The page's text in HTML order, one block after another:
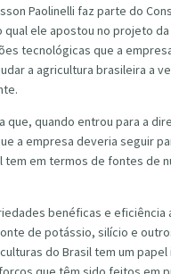
Paolinelli faz parte do
qual ele apostou no projeto da
tecnológicas que a
a agricultura brasileira a
que, quando entrou para a
a empresa deveria seguir
tem em termos de fontes de
benéficas e eficiência
de potássio, silício e
do Brasil tem um